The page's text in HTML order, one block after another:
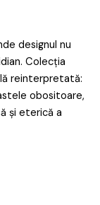
designul nu
Colecția
reinterpretată:
obositoare,
și eterică a